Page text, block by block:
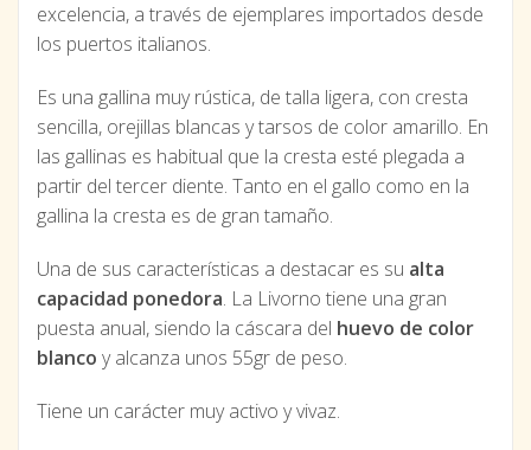
excelencia, a través de ejemplares importados desde
los puertos italianos.
Es una gallina muy rústica, de talla ligera, con cresta
sencilla, orejillas blancas y tarsos de color amarillo. En
las gallinas es habitual que la cresta esté plegada a
partir del tercer diente. Tanto en el gallo como en la
gallina la cresta es de gran tamaño.
Una de sus características a destacar es su alta
capacidad ponedora. La Livorno tiene una gran
puesta anual, siendo la cáscara del huevo de color
blanco y alcanza unos 55gr de peso.
Tiene un carácter muy activo y vivaz.